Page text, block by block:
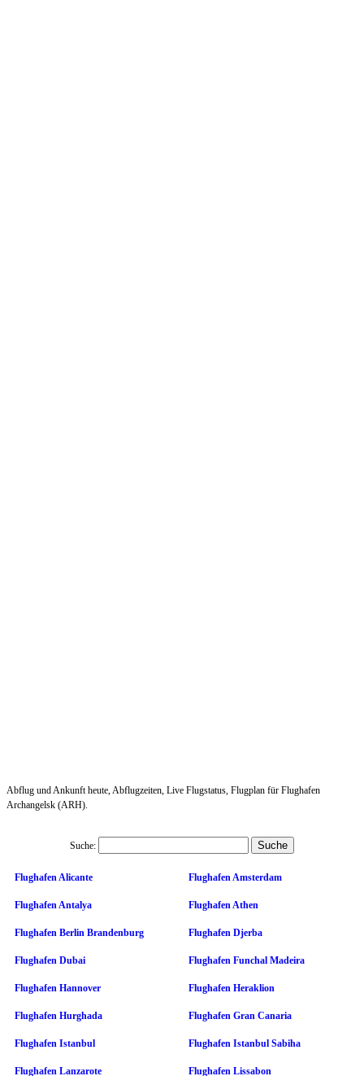
Abflug und Ankunft heute, Abflugzeiten, Live Flugstatus, Flugplan für Flughafen
Archangelsk (ARH).
Suche:
Flughafen Alicante Flughafen Amsterdam
Flughafen Antalya Flughafen Athen
Flughafen Berlin Brandenburg Flughafen Djerba
Flughafen Dubai Flughafen Funchal Madeira
Flughafen Hannover Flughafen Heraklion
Flughafen Hurghada Flughafen Gran Canaria
Flughafen Istanbul Flughafen Istanbul Sabiha
Flughafen Lanzarote Flughafen Lissabon